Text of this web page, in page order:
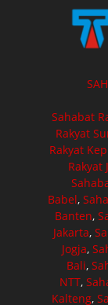
Sahabat
Rakyat
Rakyat
Rakyat
Babel,
Banten,
Jakarta,
Jogja,
Bali,
NTT,
Kalteng,